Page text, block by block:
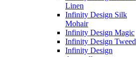
Linen
Infinity Design Silk
Mohair
Infinity Design Magic
Infinity Design Tweed
Infinity Design